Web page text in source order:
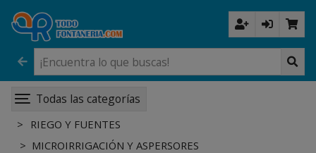
Todas las categorías
RIEGO Y FUENTES
MICROIRRIGACIÓN Y ASPERSORES